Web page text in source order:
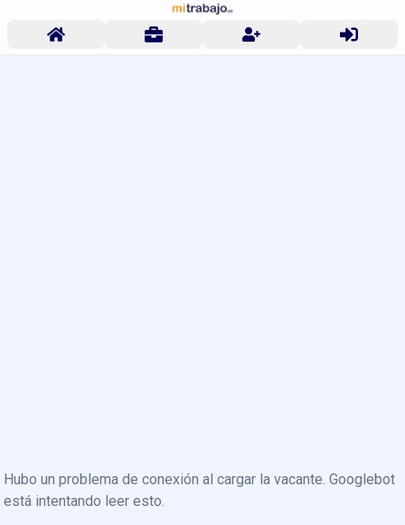
Hubo un problema de conexión al cargar la vacante. Googlebot
está intentando leer esto.